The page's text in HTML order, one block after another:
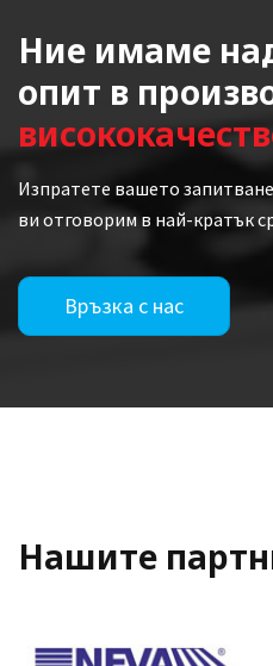
Ние имаме
опит в
Изпратете вашето
ви отговорим в най-кратък
Връзка с нас
Нашите